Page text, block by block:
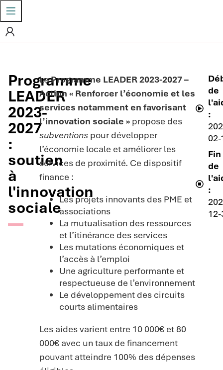
Programme
LEADER
2023-
2027
:
soutien
à
l'innovation
sociale
LeProgramme LEADER 2023-2027 –
Action « Renforcer l’économie et les
services notamment en favorisant
l’innovation sociale »propose des
subventionspour développer
l’économie locale et améliorer les
services de proximité. Ce dispositif
finance :
Les projets innovants des PME et
associations
La mutualisation des ressources
et l’itinérance des services
Les mutations économiques et
l’accès à l’emploi
Une agriculture performante et
respectueuse de l’environnement
Le développement des circuits
courts alimentaires
Les aides varient entre 10 000€ et 80
000€ avec un taux de financement
pouvant atteindre 100% des dépenses
de
:
02-
Fin
de
: